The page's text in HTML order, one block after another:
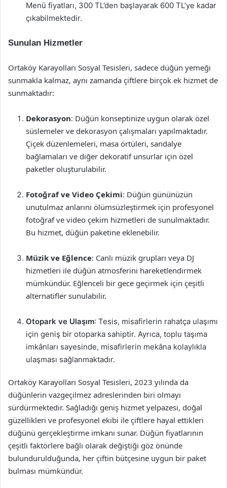
Menü fiyatları, 300 TL’den başlayarak 600 TL’ye kadar
çıkabilmektedir.
Sunulan Hizmetler
Ortaköy Karayolları Sosyal Tesisleri, sadece düğün yemeği
sunmakla kalmaz, aynı zamanda çiftlere birçok ek hizmet de
sunmaktadır:
Dekorasyon: Düğün konseptinize uygun olarak özel
süslemeler ve dekorasyon çalışmaları yapılmaktadır.
Çiçek düzenlemeleri, masa örtüleri, sandalye
bağlamaları ve diğer dekoratif unsurlar için özel
paketler oluşturulabilir.
Fotoğraf ve Video Çekimi: Düğün gününüzün
unutulmaz anlarını ölümsüzleştirmek için profesyonel
fotoğraf ve video çekim hizmetleri de sunulmaktadır.
Bu hizmet, düğün paketine eklenebilir.
Müzik ve Eğlence: Canlı müzik grupları veya DJ
hizmetleri ile düğün atmosferini hareketlendirmek
mümkündür. Eğlenceli bir gece geçirmek için çeşitli
alternatifler sunulabilir.
Otopark ve Ulaşım: Tesis, misafirlerin rahatça ulaşımı
için geniş bir otoparka sahiptir. Ayrıca, toplu taşıma
imkânları sayesinde, misafirlerin mekâna kolaylıkla
ulaşması sağlanmaktadır.
Ortaköy Karayolları Sosyal Tesisleri, 2023 yılında da
düğünlerin vazgeçilmez adreslerinden biri olmayı
sürdürmektedir. Sağladığı geniş hizmet yelpazesi, doğal
güzellikleri ve profesyonel ekibi ile çiftlere hayal ettikleri
düğünü gerçekleştirme imkanı sunar. Düğün fiyatlarının
çeşitli faktörlere bağlı olarak değiştiği göz önünde
bulundurulduğunda, her çiftin bütçesine uygun bir paket
bulması mümkündür.